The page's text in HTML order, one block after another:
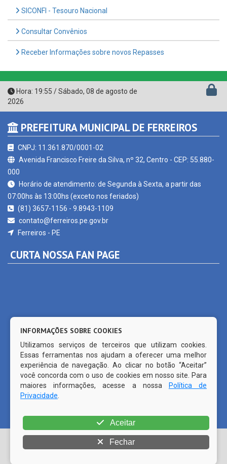
Consultar Convênios
Receber Informações sobre novos Repasses
Hora:19:55/Sábado,08 de agosto de
2026
PREFEITURA MUNICIPAL DE FERREIROS
CNPJ: 11.361.870/0001-02
000
Horário de atendimento: de Segunda à Sexta, a partir das
contato@ferreiros.pe.gov.br
Ferreiros - PE
CURTA NOSSA FAN PAGE
© Copyright 2026 Prefeitura Municipal de Ferreiros | Todos os
direitos reservados | | CMS código aberto WordPress |
PRODATTA (81) 99515-1491
INFORMAÇÕES SOBRE COOKIES
Utilizamos serviços de terceiros que utilizam cookies.
Essas ferramentas nos ajudam a oferecer uma melhor
experiência de navegação. Ao clicar no botão “Aceitar”
você concorda com o uso de cookies em nosso site. Para
maiores informações, acesse a nossa
Política de
Privacidade
Aceitar
Fechar